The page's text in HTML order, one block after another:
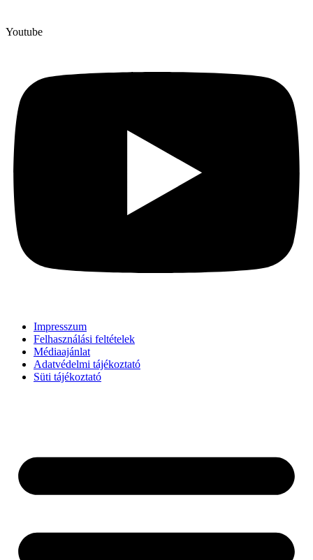
Youtube
Impresszum
Felhasználási feltételek
Médiaajánlat
Adatvédelmi tájékoztató
Süti tájékoztató